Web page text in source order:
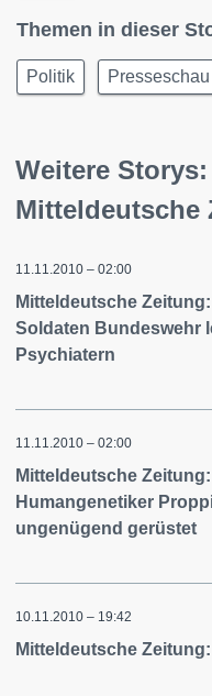
Themen in dieser
Politik Presseschau
Weitere Storys:
Mitteldeutsche
11.11.2010 – 02:00
Mitteldeutsche
Soldaten Bundeswehr
Psychiatern
11.11.2010 – 02:00
Mitteldeutsche
Humangenetiker
ungenügend gerüstet
10.11.2010 – 19:42
Mitteldeutsche